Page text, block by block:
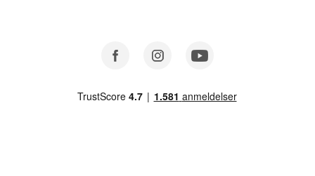
Facebook Instagram